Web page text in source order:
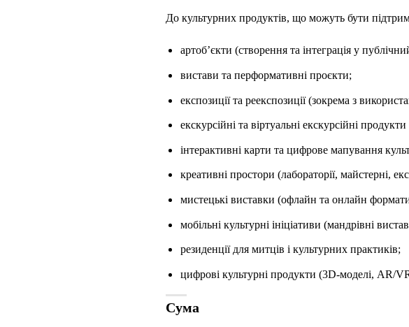
До культурних продуктів, що можуть бути
артоб’єкти (створення та інтеграція у
вистави та перформативні проєкти;
експозиції та реекспозиції (зокрема з
екскурсійні та віртуальні екскурсійні
інтерактивні карти та цифрове мапування
креативні простори (лабораторії, майстерні,
мистецькі виставки (офлайн та онлайн
мобільні культурні ініціативи (мандрівні
резиденції для митців і культурних практиків;
цифрові культурні продукти (3D-моделі, AR/
Сума